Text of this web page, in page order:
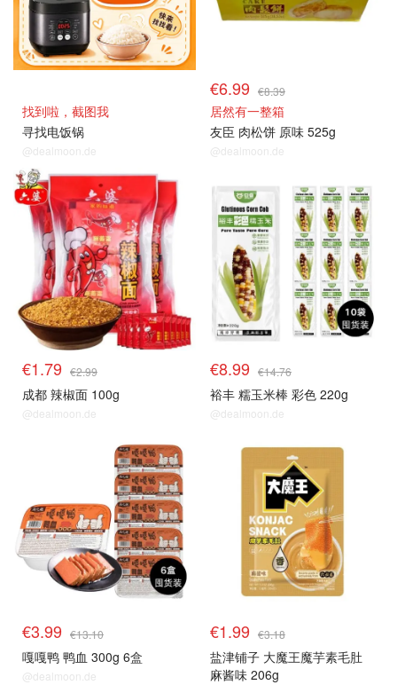
找到啦，截图我
寻找电饭锅
@dealmoon.de
€6.99 €8.39
居然有一整箱
友臣 肉松饼 原味 525g
@dealmoon.de
单品小组
€1.79 €2.99
成都 辣椒面 100g
@dealmoon.de
单品小组
€8.99 €14.76
裕丰 糯玉米棒 彩色 220g
@dealmoon.de
€3.99 €13.10
嘎嘎鸭 鸭血 300g 6盒
@dealmoon.de
单品小组
€1.99 €3.18
盐津铺子 大魔王魔芋素毛肚
麻酱味 206g